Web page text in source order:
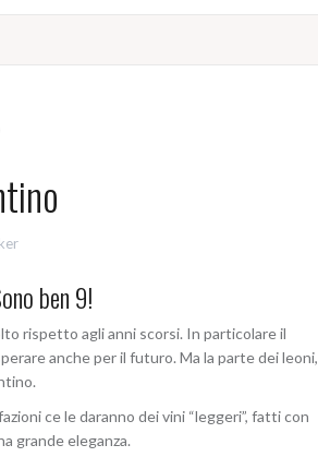
ben 9!
rispetto agli anni scorsi. In particolare il
anche per il futuro. Ma la parte dei leoni,
ce le daranno dei vini “leggeri”, fatti con
grande eleganza.